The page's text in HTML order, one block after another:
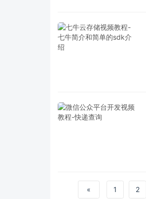
« 1 2